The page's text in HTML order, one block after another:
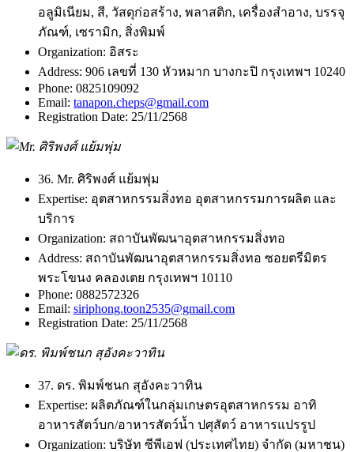
อลูมิเนียม, สี, วัสดุก่อสร้าง, พลาสติก, เครื่องสำอาง, บรรจุ
ภัณฑ์, เซรามิก, สิ่งพิมพ์
Organization: อิสระ
Address: 906 เลขที่ 130 หัวหมาก บางกะปิ กรุงเทพฯ 10240
Phone: 0825109092
Email: tanapon.cheps@gmail.com
Registration Date: 25/11/2568
36. Mr. ศิริพงศ์ แย้มพุ่ม
Expertise: อุตสาหกรรมสิ่งทอ อุตสาหกรรมการผลิต และ
บริการ
Organization: สถาบันพัฒนาอุตสาหกรรมสิ่งทอ
Address: สถาบันพัฒนาอุตสาหกรรมสิ่งทอ ซอยตรีมิตร
พระโขนง คลองเตย กรุงเทพฯ 10110
Phone: 0882572326
Email: siriphong.toon2535@gmail.com
Registration Date: 25/11/2568
37. ดร. พิมพ์ชนก สุอังคะวาทิน
Expertise: ผลิตภัณฑ์ในกลุ่มเกษตรอุตสาหกรรม อาทิ
อาหารสัตว์บก/อาหารสัตว์น้ำ ปศุสัตว์ อาหารแปรรูป
Organization: บริษัท ซีพีเอฟ (ประเทศไทย) จำกัด (มหาชน)